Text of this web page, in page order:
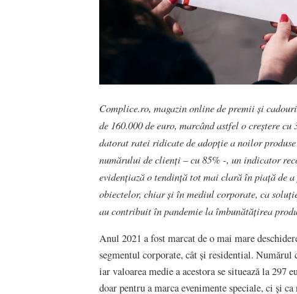
Complice.ro, magazin online de premii și
de 160.000 de euro, marcând astfel o creștere
datorat ratei ridicate de adopție a noilor
numărului de clienți – cu 85% -, un indicator
evidențiază o tendință tot mai clară în piață de
obiectelor, chiar și în mediul corporate, ca
au contribuit în pandemie la îmbunătățirea
Anul 2021 a fost marcat de o mai mare
segmentul corporate, cât și residential.
iar valoarea medie a acestora se situează la 297
doar pentru a marca evenimente speciale, ci și